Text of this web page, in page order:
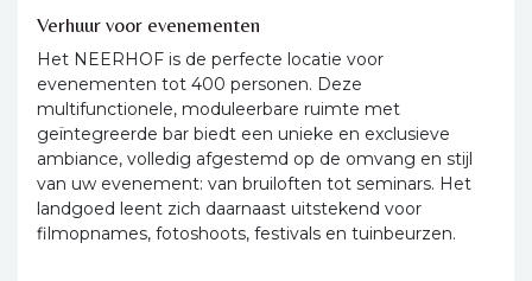
Verhuur voor evenementen
Het NEERHOF is de perfecte locatie voor
evenementen tot 400 personen. Deze
multifunctionele, moduleerbare ruimte met
geïntegreerde bar biedt een unieke en exclusieve
ambiance, volledig afgestemd op de omvang en stijl
van uw evenement: van bruiloften tot seminars. Het
landgoed leent zich daarnaast uitstekend voor
filmopnames, fotoshoots, festivals en tuinbeurzen.